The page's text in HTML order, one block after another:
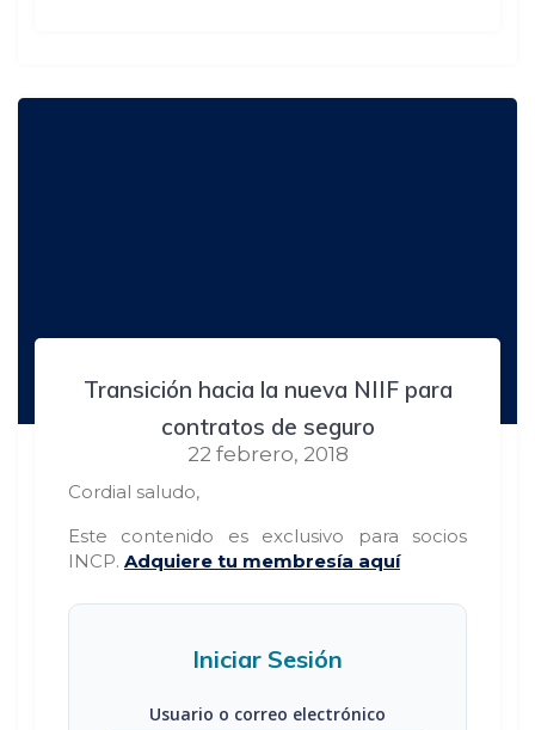
Transición hacia la nueva NIIF para
contratos de seguro
22 febrero, 2018
Cordial saludo,
Este contenido es exclusivo para socios
INCP. Adquiere tu membresía aquí
Iniciar Sesión
Usuario o correo electrónico